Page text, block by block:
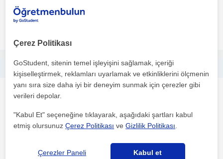
1. ders ücretsiz
Çerez Politikası
GoStudent, sitenin temel işleyişini sağlamak, içeriği
kişiselleştirmek, reklamları uyarlamak ve etkinliklerini ölçmenin
yanı sıra size daha iyi bir deneyim sunmak için çerezler gibi
verileri depolar.
"Kabul Et" seçeneğine tıklayarak, aşağıdaki şartları kabul
etmiş olursunuzÇerez Politikası veGizlilik Politikası
Çerezler Paneli Kabul et